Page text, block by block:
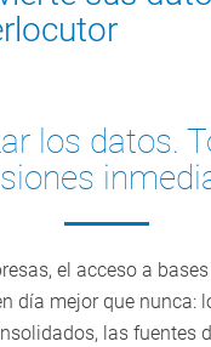
los datos.
el acceso a
día mejor que nunca:
las fuentes